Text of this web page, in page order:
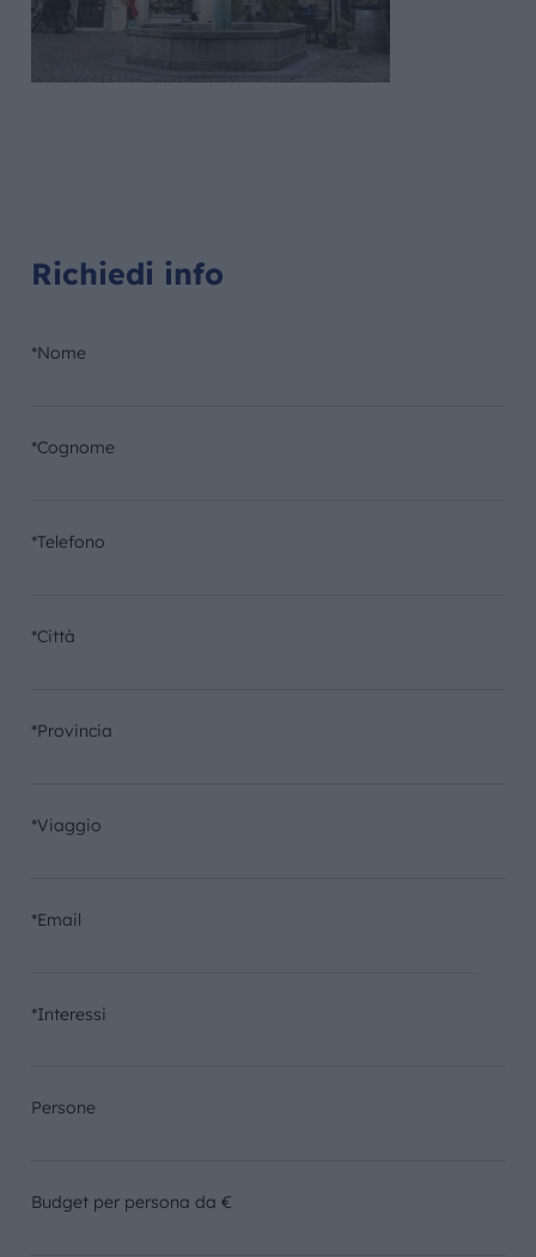
Richiedi info
*Nome
*Cognome
*Telefono
*Città
*Provincia
*Viaggio
*Email
*Interessi
Persone
Budget per persona da €